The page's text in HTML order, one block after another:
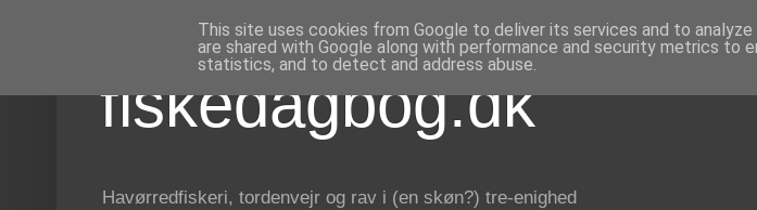
fiskedagbog.dk
Havørredfiskeri, tordenvejr og rav i (en skøn?) tre-enighed
This site uses cookies from Google to deliver its services and to
are shared with Google along with performance and security metrics to
statistics, and to detect and address abuse.